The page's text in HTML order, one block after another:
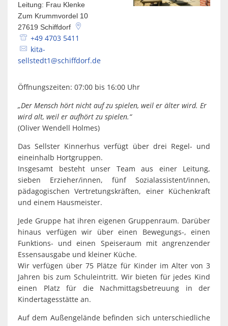
Leitung: Frau Klenke
Zum Krummvordel 10
27619 Schiffdorf
+49 4703 5411
kita-
sellstedt1@schiffdorf.de
Öffnungszeiten: 07:00 bis 16:00 Uhr
„Der Mensch hört nicht auf zu spielen, weil er älter wird. Er
wird alt, weil er aufhört zu spielen.“
(Oliver Wendell Holmes)
Das Sellster Kinnerhus verfügt über drei Regel- und
eineinhalb Hortgruppen.
Insgesamt besteht unser Team aus einer Leitung,
sieben Erzieher/innen, fünf Sozialassistent/innen,
pädagogischen Vertretungskräften, einer Küchenkraft
und einem Hausmeister.
Jede Gruppe hat ihren eigenen Gruppenraum. Darüber
hinaus verfügen wir über einen Bewegungs-, einen
Funktions- und einen Speiseraum mit angrenzender
Essensausgabe und kleiner Küche.
Wir verfügen über 75 Plätze für Kinder im Alter von 3
Jahren bis zum Schuleintritt. Wir bieten für jedes Kind
einen Platz für die Nachmittagsbetreuung in der
Kindertagesstätte an.
Auf dem Außengelände befinden sich unterschiedliche